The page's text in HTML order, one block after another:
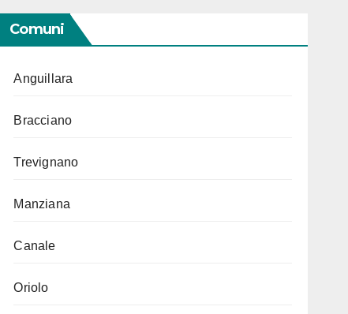
Comuni
Anguillara
Bracciano
Trevignano
Manziana
Canale
Oriolo